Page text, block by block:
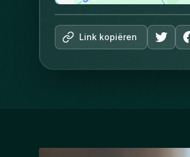
Link kopiëren